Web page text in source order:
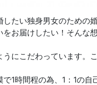
したい独身男女のための
お届けしたい！そんな
にこだわっています。
1時間程の為、1：1の